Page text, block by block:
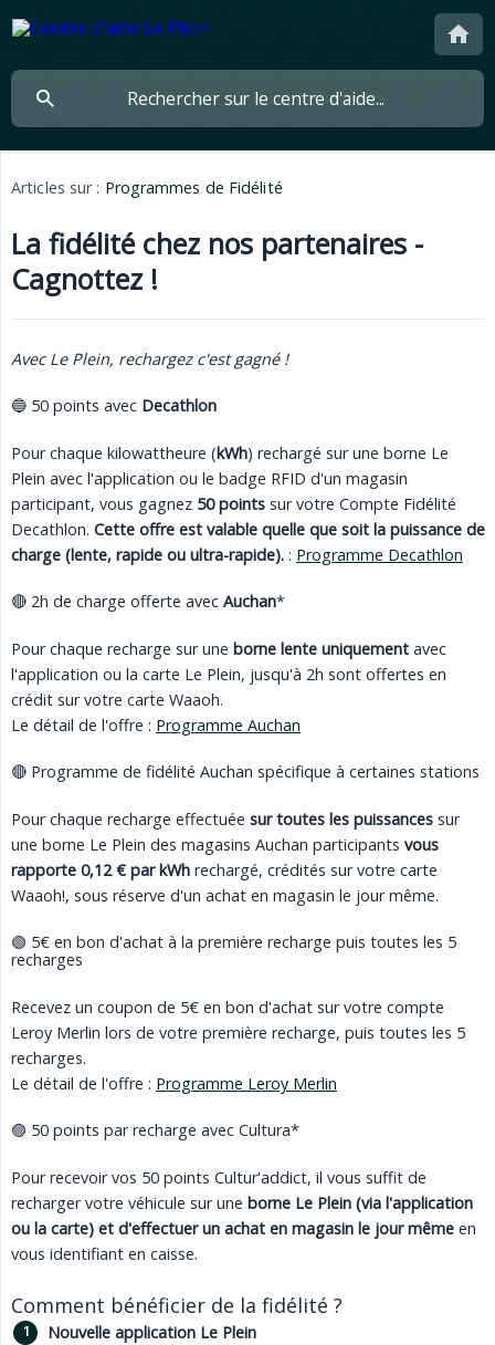
Articles sur : Programmes de Fidélité
La fidélité chez nos partenaires -
Cagnottez !
Avec Le Plein, rechargez c'est gagné !
🔵 50 points avec Decathlon
Pour chaque kilowattheure (kWh) rechargé sur une borne Le
Plein avec l'application ou le badge RFID d'un magasin
participant, vous gagnez 50 points sur votre Compte Fidélité
Decathlon. Cette offre est valable quelle que soit la puissance de
charge (lente, rapide ou ultra-rapide). : Programme Decathlon
🔴 2h de charge offerte avec Auchan*
Pour chaque recharge sur une borne lente uniquement avec
l'application ou la carte Le Plein, jusqu'à 2h sont offertes en
crédit sur votre carte Waaoh.
Le détail de l'offre : Programme Auchan
🔴 Programme de fidélité Auchan spécifique à certaines stations
Pour chaque recharge effectuée sur toutes les puissances sur
une borne Le Plein des magasins Auchan participants vous
rapporte 0,12 € par kWh rechargé, crédités sur votre carte
Waaoh!, sous réserve d'un achat en magasin le jour même.
🟢 5€ en bon d'achat à la première recharge puis toutes les 5
recharges
Recevez un coupon de 5€ en bon d'achat sur votre compte
Leroy Merlin lors de votre première recharge, puis toutes les 5
recharges.
Le détail de l'offre : Programme Leroy Merlin
🟣 50 points par recharge avec Cultura*
Pour recevoir vos 50 points Cultur'addict, il vous suffit de
recharger votre véhicule sur une borne Le Plein (via l'application
ou la carte) et d'effectuer un achat en magasin le jour même en
vous identifiant en caisse.
Comment bénéficier de la fidélité ?
Nouvelle application Le Plein